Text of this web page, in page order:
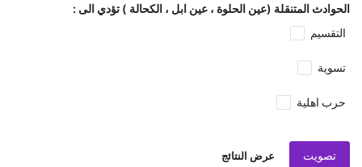
الحوادث المتنقلة (عين الحلوة ، عين ابل ، الكحالة ) تؤدي الى :
التقسيم
تسوية
حرب اهلية
تصويت عرض النتائج